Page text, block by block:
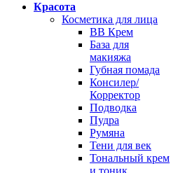
Красота
Косметика для лица
BB Крем
База для
макияжа
Губная помада
Консилер/
Корректор
Подводка
Пудра
Румяна
Тени для век
Тональный крем
и тоник